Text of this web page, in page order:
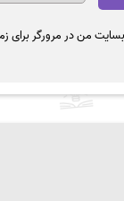
من در مرورگر برای